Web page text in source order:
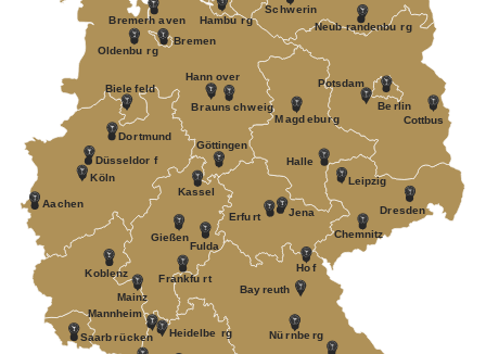
Nürnbe rg
Mannheim
Mainz
Koblenz Frankfu rt
Heidelbe rg
Jena
Erfu rt
Chemnitz
Dresden
Leipzig
Halle
Be r lin
Magdeburg
Göttingen
Kassel
Köln
Düsseldor f
Dortmund
Biele feld
Brauns chweig
Hann over
Bremen
Oldenbu rg
Fulda
Hambu rg
Bremerh aven
Sc hwerin
Saarb rüc ken
Bayreuth
Cottbus
Potsdam
Aac hen
Neub randenbu rg
Ho f
Gießen